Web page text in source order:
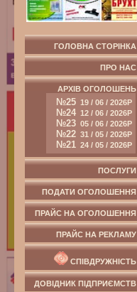
ГОЛОВНА СТОРІНКА
ПРО НАС
АРХІВ ОГОЛОШЕНЬ
№25 19 / 06 / 2026Р
№24 12 / 06 / 2026Р
№23 05 / 06 / 2026Р
№22 31 / 05 / 2026Р
№21 24 / 05 / 2026Р
ПОСЛУГИ
ПОДАТИ ОГОЛОШЕННЯ
ПРАЙС НА ОГОЛОШЕННЯ
ПРАЙС НА РЕКЛАМУ
СПІВДРУЖНІСТЬ
ДОВІДНИК ПІДПРИЄМСТВ